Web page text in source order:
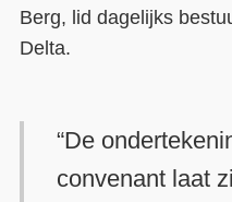
Berg, lid dagelijks
Delta.
“De
convenant laat